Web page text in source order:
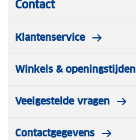
Contact
Klantenservice
Winkels & openingstijden
Veelgestelde vragen
Contactgegevens